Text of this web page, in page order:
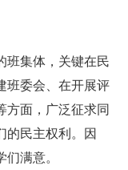
班集体，关键在民
班委会、在开展评
方面，广泛征求同
的民主权利。因
满意。